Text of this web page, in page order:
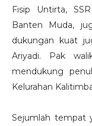
Fisip Untirta,
Banten Muda,
dukungan kuat
Ariyadi. Pak
mendukung
Kelurahan
Sejumlah tempat